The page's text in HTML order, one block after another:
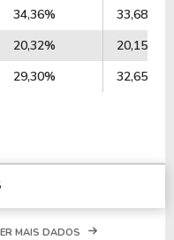
34,36%
33,68%
20,32%
20,15%
29,30% 32,65%
MAIS DADOS